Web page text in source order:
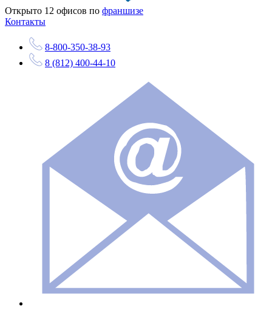
Открыто 12 офисов по франшизе
Контакты
8-800-350-38-93
8 (812) 400-44-10